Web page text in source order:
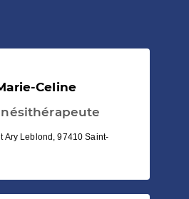
Celine
Ary Leblond, 97410 Saint-